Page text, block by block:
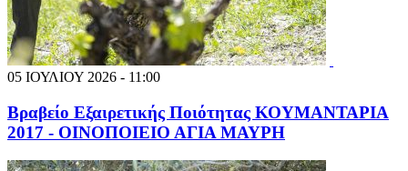
05 ΙΟΥΛΙΟΥ 2026 - 11:00
Βραβείο Εξαιρετικής Ποιότητας ΚΟΥΜΑΝΤΑΡΙΑ
2017 - ΟΙΝΟΠΟΙΕΙΟ ΑΓΙΑ ΜΑΥΡΗ